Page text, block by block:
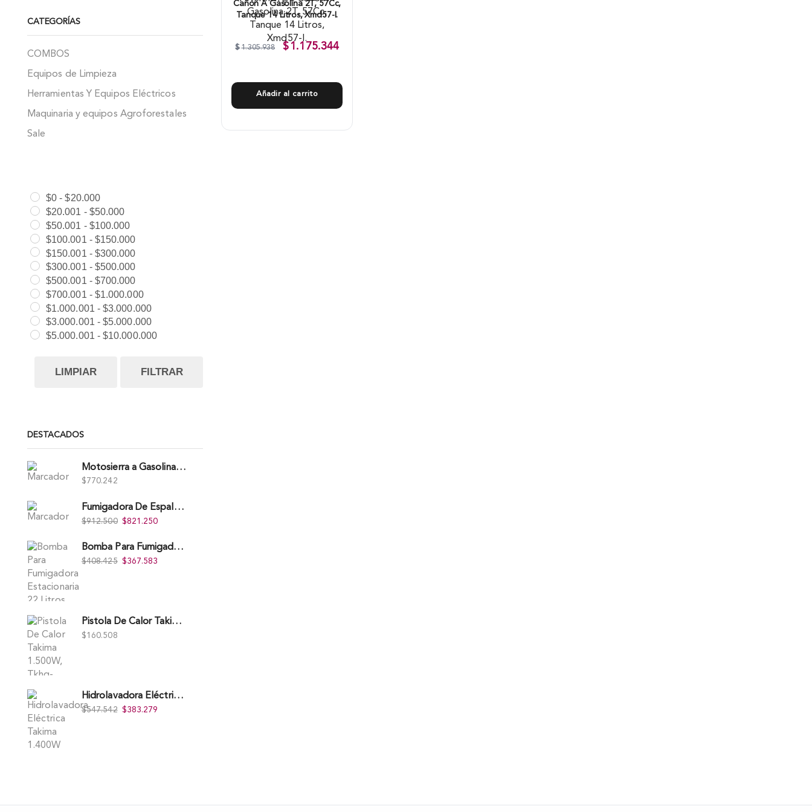
Cañon A Gasolina 2T, 57Cc,
Tanque 14 Litros, Xmd57-I.
$1.305.938 $1.175.344
Añadir al carrito
CATEGORÍAS
COMBOS
Equipos de Limpieza
Herramientas Y Equipos Eléctricos
Maquinaria y equipos Agroforestales
Sale
$0 -$20.000
$20.001 - $50.000
$50.001 - $100.000
$100.001 - $150.000
$150.001 - $300.000
$300.001 - $500.000
$500.001 - $700.000
$700.001 - $1.000.000
$1.000.001 -$3.000.000
$3.000.001 -$5.000.000
$5.000.001 -$10.000.000
FILTRAR
LIMPIAR
DESTACADOS
Motosierra a Gasolina 52 Barra 20'' PD
$ 770.242
Fumigadora De Espalda Alterman Gasolina 2T, 26 Cc, Bomba Nylon Libre Mantenimiento, Tf900-A.
$912.500 $821.250
Bomba Para Fumigadora Estacionaria 22 Litros, Xp22-I.
$408.425 $367.583
Pistola De Calor Takima 1.500W, Tkhg-1500.
$160.508
Hidrolavadora Eléctrica Takima 1.400W 1.600Psi, Tkepw-1600-A.
$547.542 $383.279